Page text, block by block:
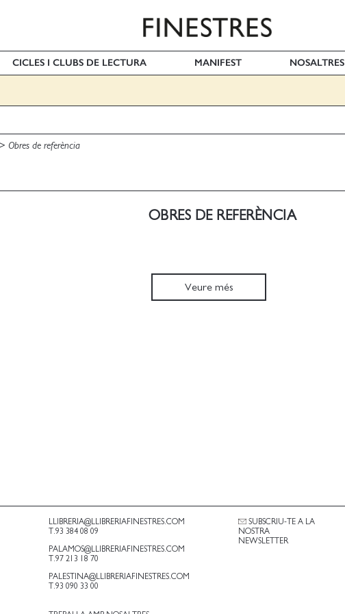
CICLES I CLUBS DE LECTURA MANIFEST NOSALTRES
Obres de referència
OBRES DE REFERÈNCIA
Veure més
LLIBRERIA@LLIBRERIAFINESTRES.COM
T.93 384 08 09
PALAMOS@LLIBRERIAFINESTRES.COM
T.97 213 18 70
PALESTINA@LLIBRERIAFINESTRES.COM
T.93 090 33 00
SUBSCRIU-TE A LA
NOSTRA
NEWSLETTER